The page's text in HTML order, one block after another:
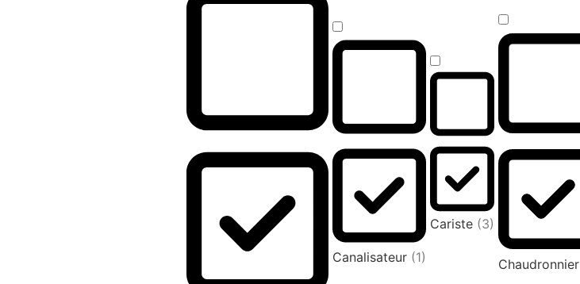
Canalisateur (1)
Cariste (3)
Chaudronnier